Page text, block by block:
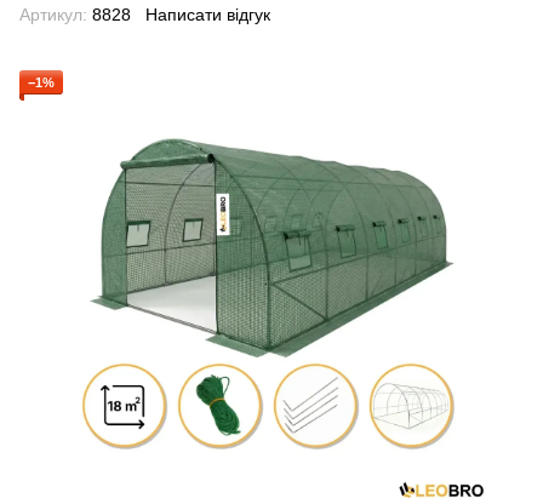
Артикул: 8828 Написати відгук
−1%